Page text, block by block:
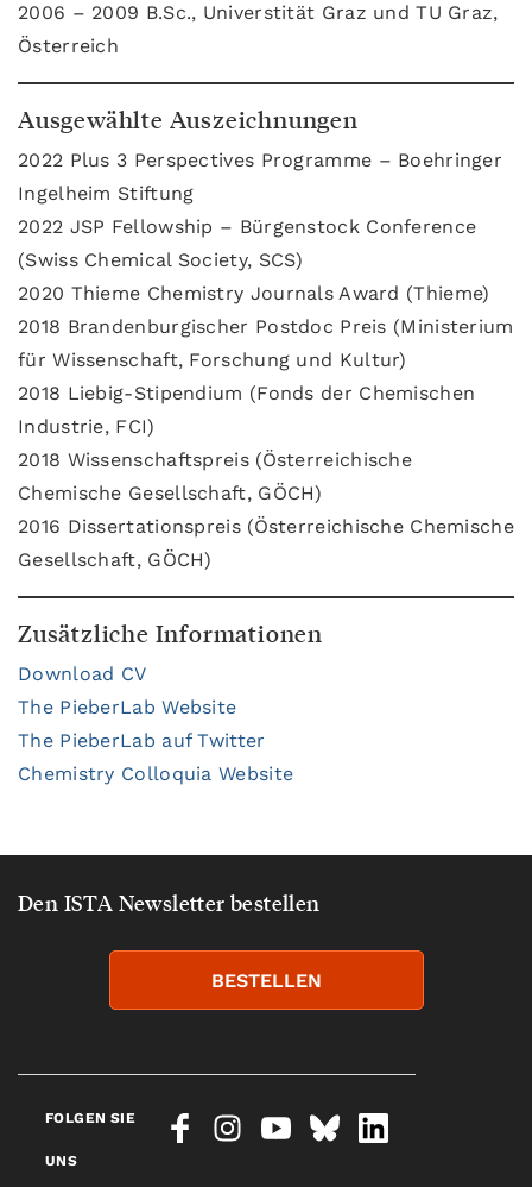
2006 – 2009 B.Sc., Universtität Graz und TU Graz,
Österreich
Ausgewählte Auszeichnungen
2022 Plus 3 Perspectives Programme – Boehringer
Ingelheim Stiftung
2022 JSP Fellowship – Bürgenstock Conference
(Swiss Chemical Society, SCS)
2020 Thieme Chemistry Journals Award (Thieme)
2018 Brandenburgischer Postdoc Preis (Ministerium
für Wissenschaft, Forschung und Kultur)
2018 Liebig-Stipendium (Fonds der Chemischen
Industrie, FCI)
2018 Wissenschaftspreis (Österreichische
Chemische Gesellschaft, GÖCH)
2016 Dissertationspreis (Österreichische Chemische
Gesellschaft, GÖCH)
Zusätzliche Informationen
Download CV
The PieberLab Website
The PieberLab auf Twitter
Chemistry Colloquia Website
Den ISTA Newsletter bestellen
BESTELLEN
FOLGEN SIE
UNS